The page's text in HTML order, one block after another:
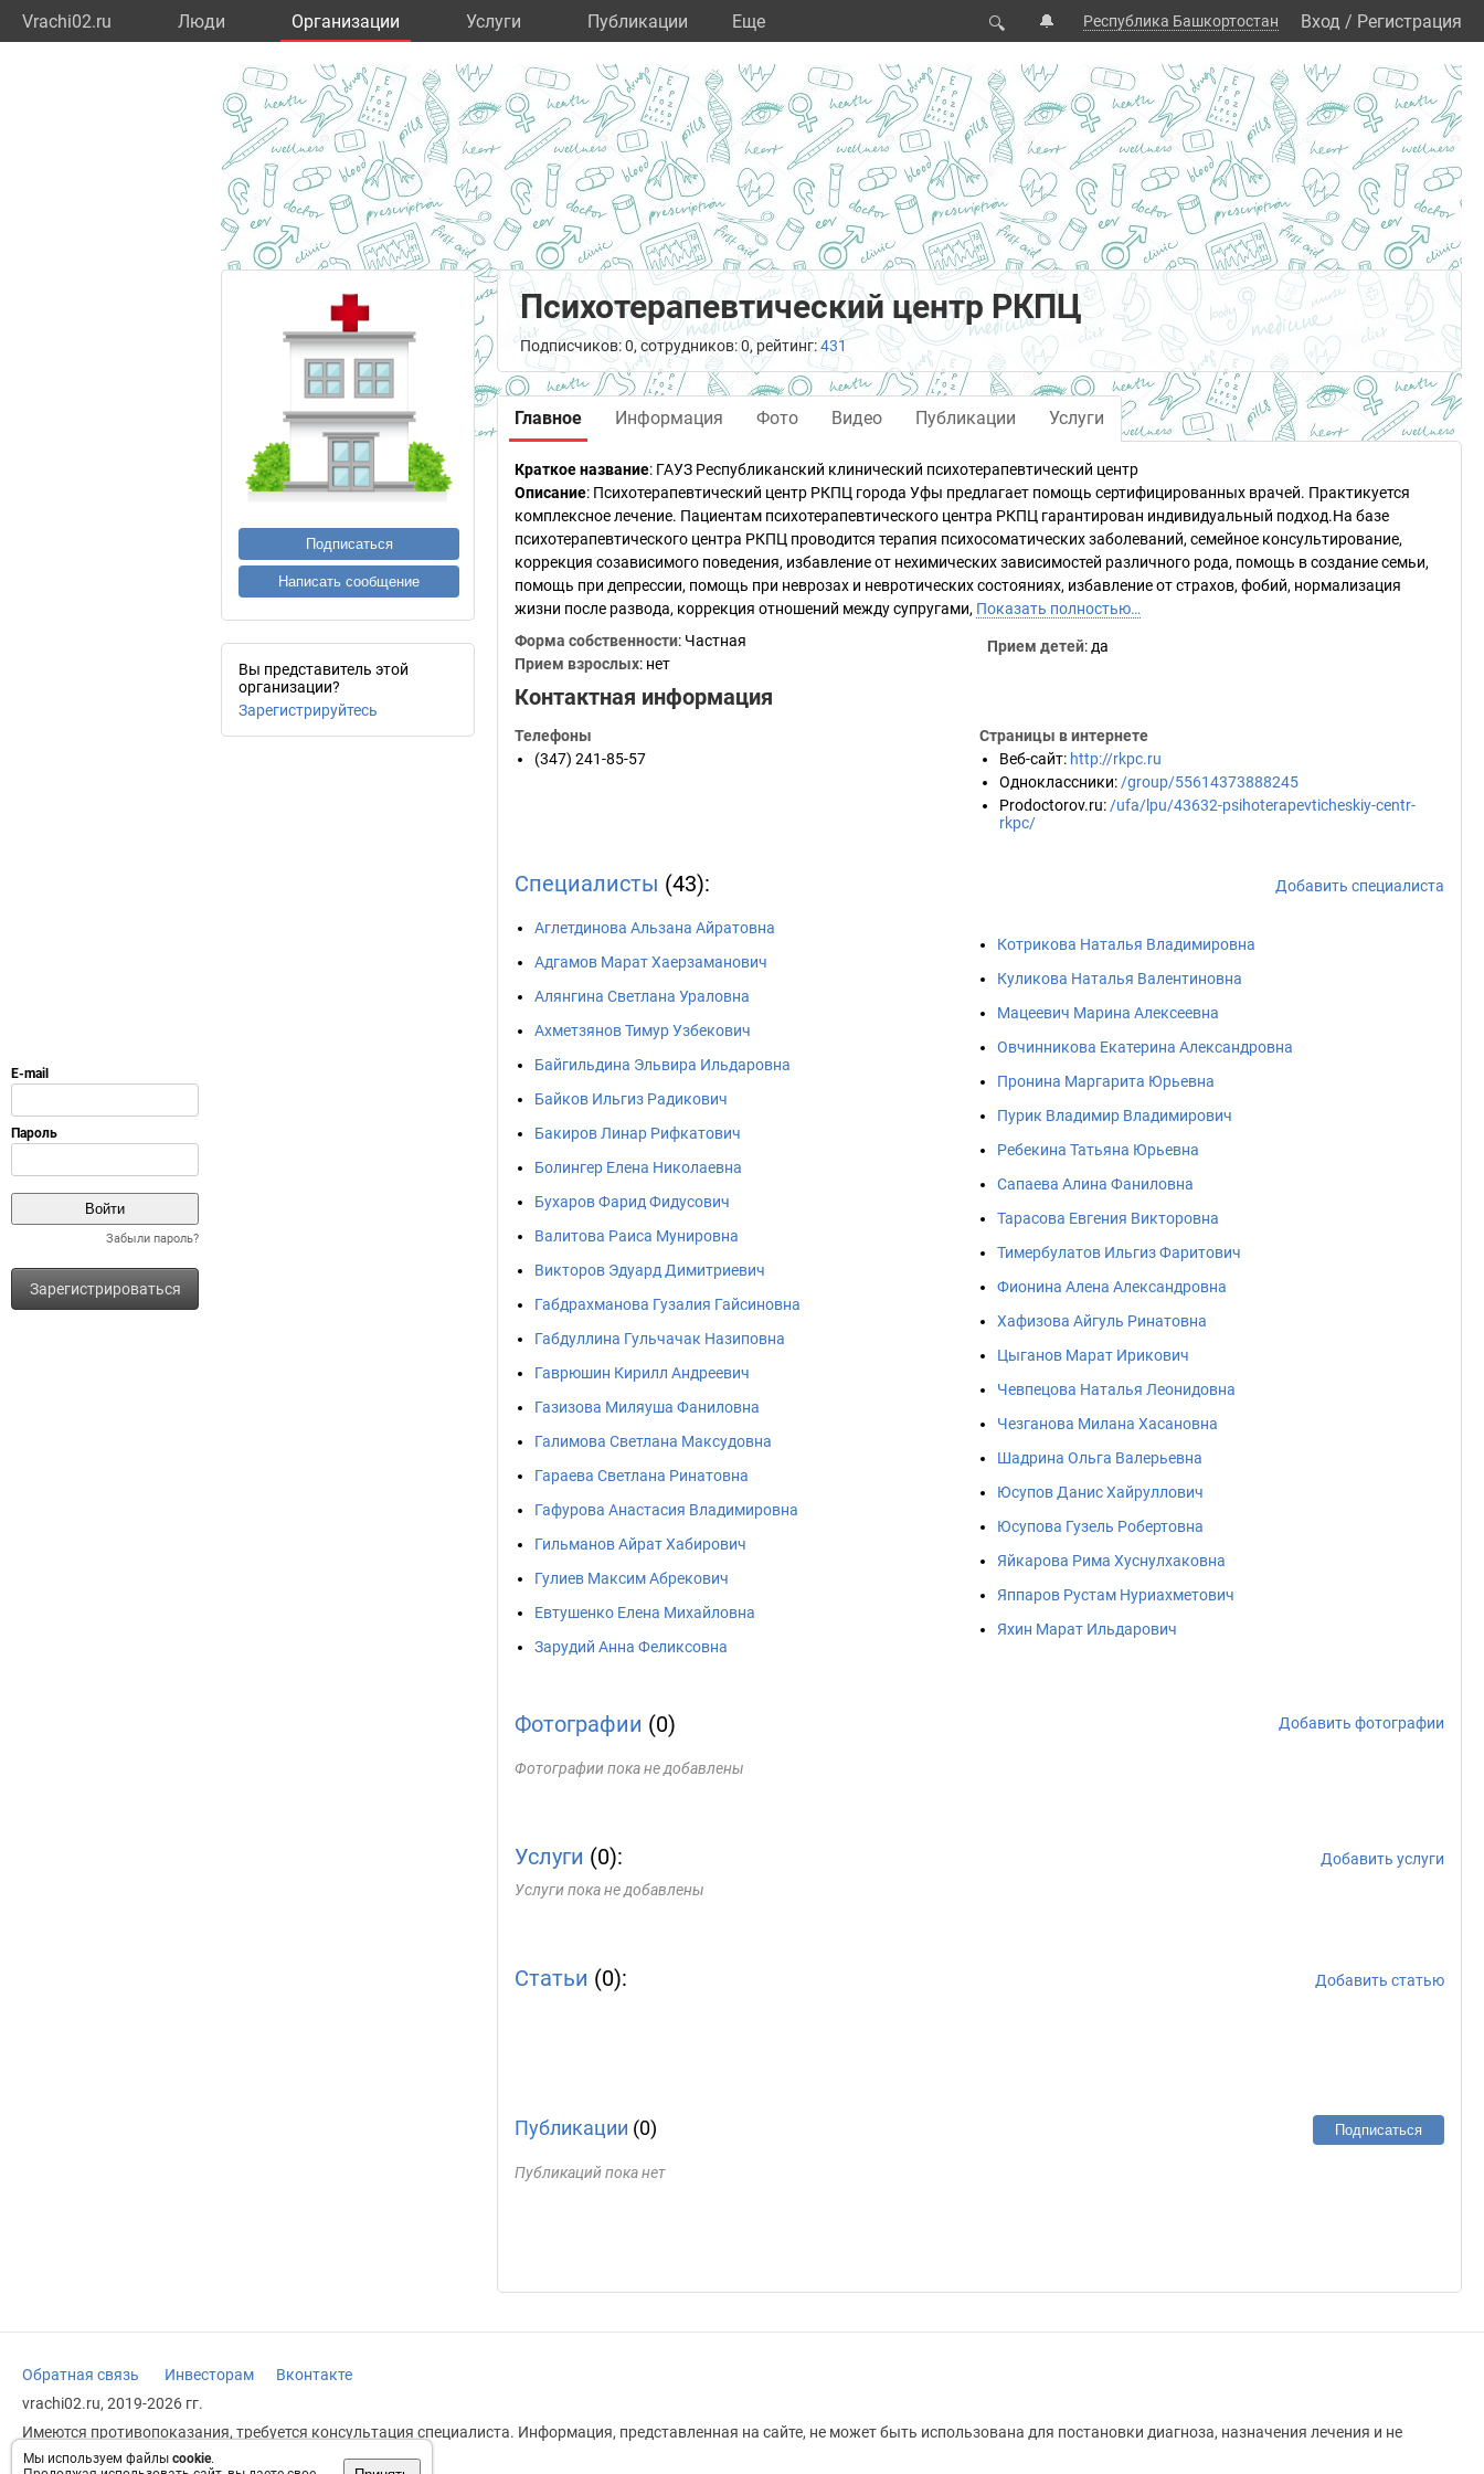
Vrachi02.ru Люди Организации Услуги Публикации Eще 🔍 🔔 Республика Башкортостан Вход / Регистрация
Забыли пароль?
Зарегистрироваться
Мы используем файлы cookie.
Подписаться
Написать сообщение
Вы представитель этой
организации?
Зарегистрируйтесь
Психотерапевтический центр РКПЦ
Подписчиков: 0, сотрудников: 0, рейтинг:431
Главное Информация Фото Видео Публикации Услуги
Краткое название: ГАУЗ Республиканский клинический психотерапевтический центр
Описание: Психотерапевтический центр РКПЦ города Уфы предлагает помощь сертифицированных врачей. Практикуется
комплексное лечение. Пациентам психотерапевтического центра РКПЦ гарантирован индивидуальный подход.На базе
психотерапевтического центра РКПЦ проводится терапия психосоматических заболеваний, семейное консультирование,
коррекция созависимого поведения, избавление от нехимических зависимостей различного рода, помощь в создание семьи,
помощь при депрессии, помощь при неврозах и невротических состояниях, избавление от страхов, фобий, нормализация
жизни после развода, коррекция отношений между супругами, Показать полностью…
Форма собственности: Частная
Прием взрослых: нет
Прием детей: да
Контактная информация
Телефоны
(347) 241-85-57
Страницы в интернете
Веб-сайт: http://rkpc.ru
Одноклассники: /group/55614373888245
Prodoctorov.ru: /ufa/lpu/43632-psihoterapevticheskiy-centr-
rkpc/
Специалисты (43): Добавить специалиста
Аглетдинова Альзана Айратовна
Адгамов Марат Хаерзаманович
Алянгина Светлана Ураловна
Ахметзянов Тимур Узбекович
Байгильдина Эльвира Ильдаровна
Байков Ильгиз Радикович
Бакиров Линар Рифкатович
Болингер Елена Николаевна
Бухаров Фарид Фидусович
Валитова Раиса Мунировна
Викторов Эдуард Димитриевич
Габдрахманова Гузалия Гайсиновна
Габдуллина Гульчачак Назиповна
Гаврюшин Кирилл Андреевич
Газизова Миляуша Фаниловна
Галимова Светлана Максудовна
Гараева Светлана Ринатовна
Гафурова Анастасия Владимировна
Гильманов Айрат Хабирович
Гулиев Максим Абрекович
Евтушенко Елена Михайловна
Зарудий Анна Феликсовна
Котрикова Наталья Владимировна
Куликова Наталья Валентиновна
Мацеевич Марина Алексеевна
Овчинникова Екатерина Александровна
Пронина Маргарита Юрьевна
Пурик Владимир Владимирович
Ребекина Татьяна Юрьевна
Сапаева Алина Фаниловна
Тарасова Евгения Викторовна
Тимербулатов Ильгиз Фаритович
Фионина Алена Александровна
Хафизова Айгуль Ринатовна
Цыганов Марат Ирикович
Чевпецова Наталья Леонидовна
Чезганова Милана Хасановна
Шадрина Ольга Валерьевна
Юсупов Данис Хайруллович
Юсупова Гузель Робертовна
Яйкарова Рима Хуснулхаковна
Яппаров Рустам Нуриахметович
Яхин Марат Ильдарович
Фотографии (0) Добавить фотографии
Фотографии пока не добавлены
Услуги (0):
Добавить услуги
Услуги пока не добавлены
Статьи (0): Добавить статью
Публикации (0) Подписаться
Публикаций пока нет
Обратная связь Инвесторам
Вконтакте
vrachi02.ru, 2019-2026 гг.
Имеются противопоказания, требуется консультация специалиста. Информация, представленная на сайте, не может быть использована для постановки диагноза, назначения лечения и не
заменяет прием врача.